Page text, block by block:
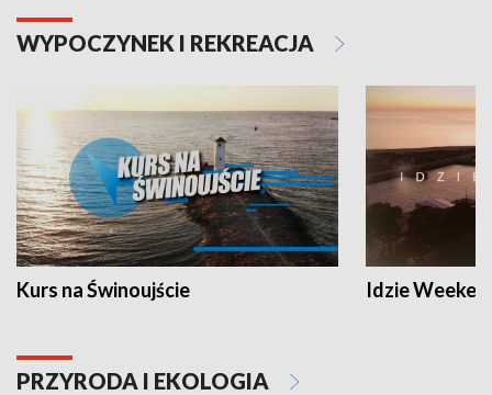
WYPOCZYNEK I REKREACJA
Kurs na Świnoujście Idzie
PRZYRODA I EKOLOGIA